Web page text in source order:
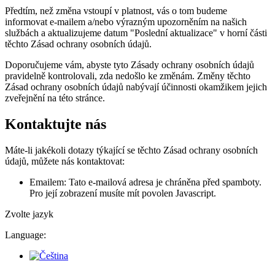
Předtím, než změna vstoupí v platnost, vás o tom budeme
informovat e-mailem a/nebo výrazným upozorněním na našich
službách a aktualizujeme datum "Poslední aktualizace" v horní části
těchto Zásad ochrany osobních údajů.
Doporučujeme vám, abyste tyto Zásady ochrany osobních údajů
pravidelně kontrolovali, zda nedošlo ke změnám. Změny těchto
Zásad ochrany osobních údajů nabývají účinnosti okamžikem jejich
zveřejnění na této stránce.
Kontaktujte nás
Máte-li jakékoli dotazy týkající se těchto Zásad ochrany osobních
údajů, můžete nás kontaktovat:
Emailem: Tato e-mailová adresa je chráněna před spamboty.
Pro její zobrazení musíte mít povolen Javascript.
Zvolte jazyk
Language: